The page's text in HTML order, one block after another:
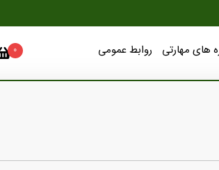
های مهارتی روابط عمومی 0